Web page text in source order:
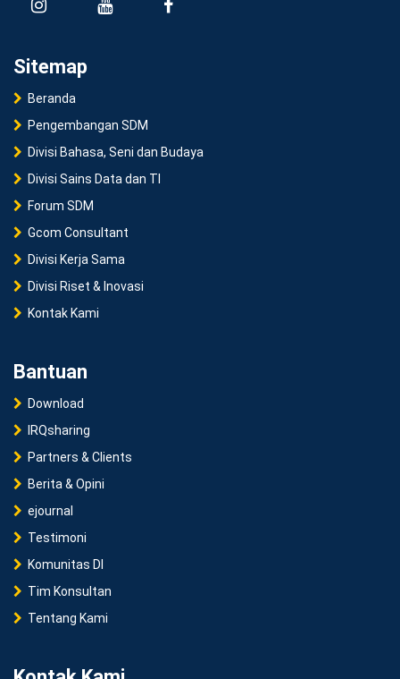
Sitemap
Beranda
Pengembangan SDM
Divisi Bahasa, Seni dan Budaya
Divisi Sains Data dan TI
Forum SDM
Gcom Consultant
Divisi Kerja Sama
Divisi Riset & Inovasi
Kontak Kami
Bantuan
Download
IRQsharing
Partners & Clients
Berita & Opini
ejournal
Testimoni
Komunitas DI
Tim Konsultan
Tentang Kami